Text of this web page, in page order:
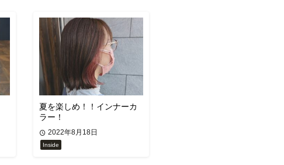
夏を楽しめ！！インナーカ
ラー！
2022年8月18日
Inside